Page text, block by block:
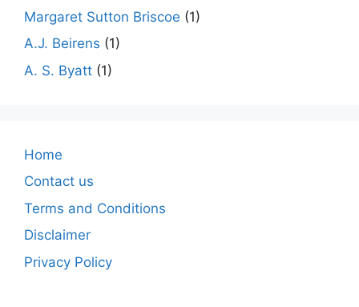
Margaret Sutton Briscoe (1)
A.J. Beirens (1)
A. S. Byatt (1)
Home
Contact us
Terms and Conditions
Disclaimer
Privacy Policy